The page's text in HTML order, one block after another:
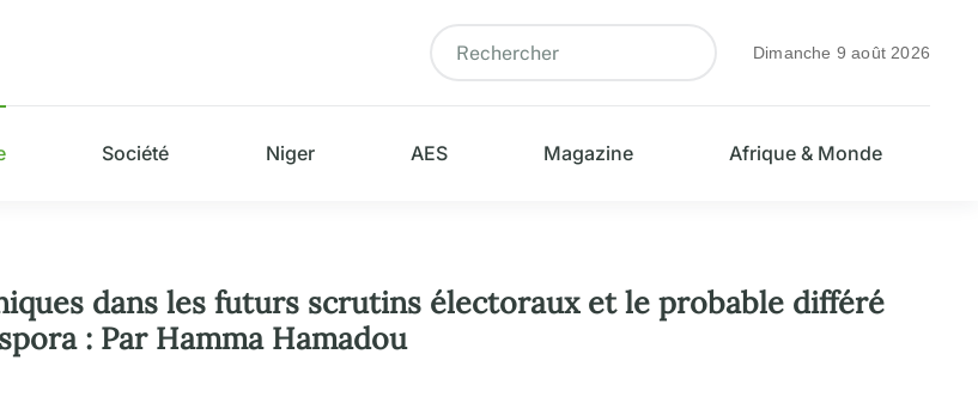
Dimanche 9 août 2026
Société Niger AES Magazine Afrique & Monde
dans les futurs scrutins électoraux et le probable différé
: Par Hamma Hamadou